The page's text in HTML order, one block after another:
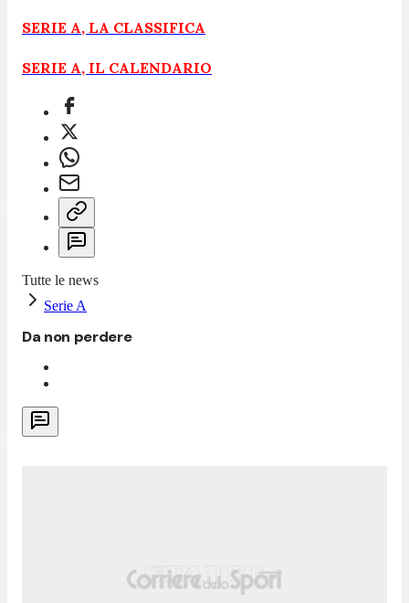
SERIE A, LA CLASSIFICA
SERIE A, IL CALENDARIO
Tutte le news
Serie A
Da non perdere